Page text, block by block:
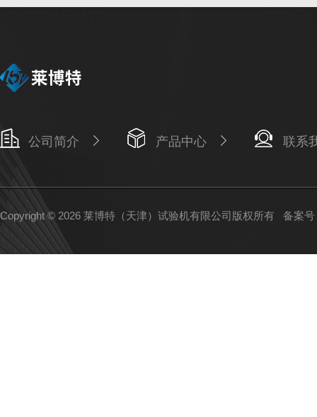
公司简介 产品中心 联系
Copyright © 2026 莱博特（天津）试验机有限公司版权所有 备案号